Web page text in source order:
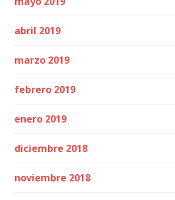
abril 2019
marzo 2019
febrero 2019
enero 2019
diciembre 2018
noviembre 2018